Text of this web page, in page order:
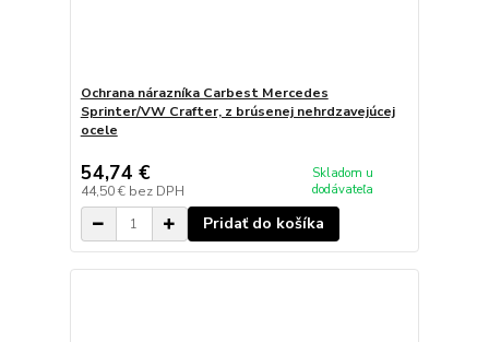
Ochrana nárazníka Carbest Mercedes
Sprinter/VW Crafter, z brúsenej nehrdzavejúcej
ocele
54,74 €
44,50 € bez DPH
Skladom u
dodávateľa
Pridať do košíka